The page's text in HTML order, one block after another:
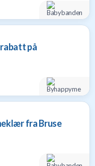
på
fra Bruse